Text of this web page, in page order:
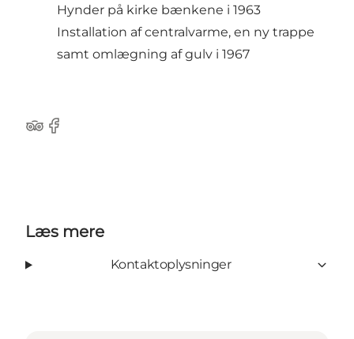
Hynder på kirke bænkene i 1963
Installation af centralvarme, en ny trappe
samt omlægning af gulv i 1967
TripAdvisor
Facebook
Læs mere
Kontaktoplysninger